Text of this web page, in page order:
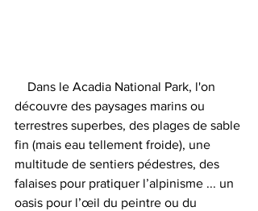
découvre des paysages marins ou
terrestres superbes, des plages de sable
fin (mais eau tellement froide), une
multitude de sentiers pédestres, des
falaises pour pratiquer l’alpinisme ... un
oasis pour l’œil du peintre ou du